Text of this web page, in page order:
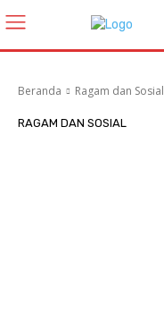
Beranda Ragam dan Sosial
RAGAM DAN SOSIAL